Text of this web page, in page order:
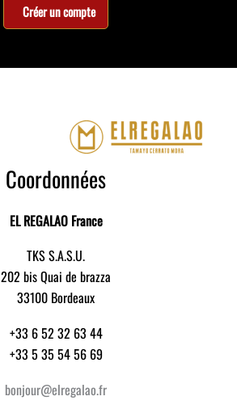
Créer un compte
Coordonnées
EL REGALAO France
TKS S.A.S.U.
202 bis Quai de brazza
33100 Bordeaux
+33 6 52 32 63 44
+33 5 35 54 56 69
bonjour@elregalao.fr